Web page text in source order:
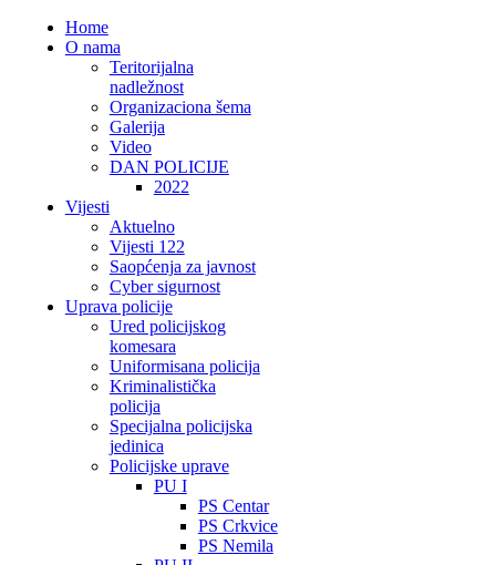
Home
O nama
Teritorijalna
nadležnost
Organizaciona šema
Galerija
Video
DAN POLICIJE
2022
Vijesti
Aktuelno
Vijesti 122
Saopćenja za javnost
Cyber sigurnost
Uprava policije
Ured policijskog
komesara
Uniformisana policija
Kriminalistička
policija
Specijalna policijska
jedinica
Policijske uprave
PU I
PS Centar
PS Crkvice
PS Nemila